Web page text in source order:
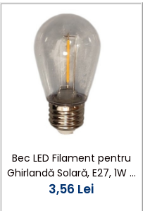
Bec LED Filament pentru
Ghirlandă Solară, E27, 1W -
Set 20 Bucăți
3,56 Lei